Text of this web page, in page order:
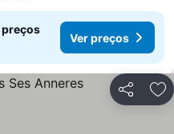
preços
Ver preços
Partilhar